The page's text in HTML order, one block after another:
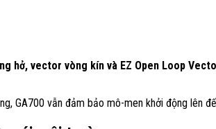
hở, vector vòng kín và EZ Open Loop
GA700 vẫn đảm bảo mô-men khởi động lên